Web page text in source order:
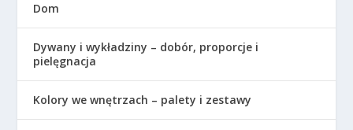
Dom
Dywany i wykładziny – dobór, proporcje i
pielęgnacja
Kolory we wnętrzach – palety i zestawy